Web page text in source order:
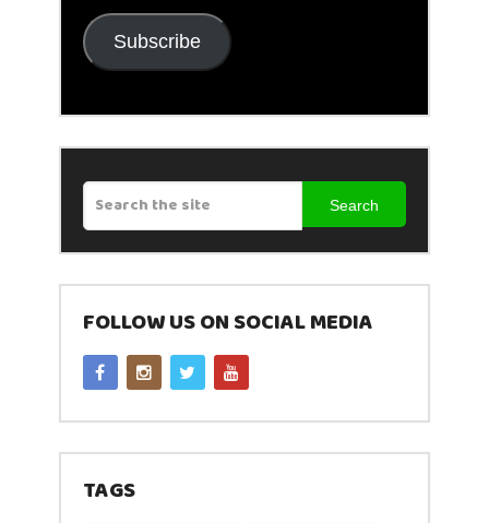
Subscribe
Search
FOLLOW US ON SOCIAL MEDIA
TAGS